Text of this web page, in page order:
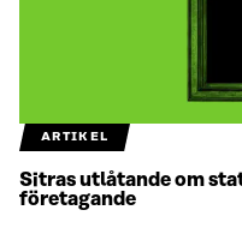
ARTIKEL
Sitras utlåtande om
företagande